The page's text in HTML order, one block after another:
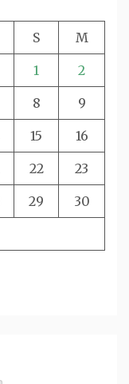
S M
1 2
8 9
15 16
22 23
29 30